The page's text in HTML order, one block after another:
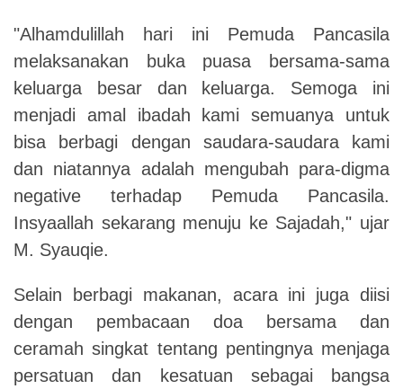
"Alhamdulillah hari ini Pemuda Pancasila
melaksanakan buka puasa bersama-sama
keluarga besar dan keluarga. Semoga ini
menjadi amal ibadah kami semuanya untuk
bisa berbagi dengan saudara-saudara kami
dan niatannya adalah mengubah para-digma
negative terhadap Pemuda Pancasila.
Insyaallah sekarang menuju ke Sajadah," ujar
M. Syauqie.
Selain berbagi makanan, acara ini juga diisi
dengan pembacaan doa bersama dan
ceramah singkat tentang pentingnya menjaga
persatuan dan kesatuan sebagai bangsa